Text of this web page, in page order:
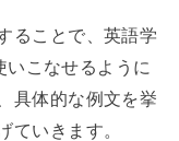
ることで、英語学
こなせるように
具体的な例文を挙
ていきます。